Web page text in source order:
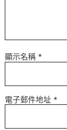
顯示名稱 *
電子郵件地址 *